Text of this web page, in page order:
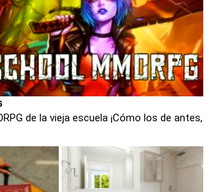
de la vieja escuela ¡Cómo los de antes,